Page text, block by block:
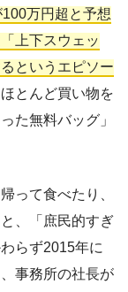
万円超と予想
上下スウェッ
というエピソー
とんど買い物を
た無料バッグ」
って食べたり、
、「庶民的すぎ
らず2015年に
事務所の社長が